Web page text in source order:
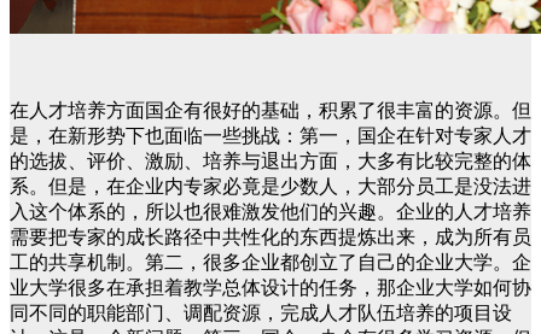
在人才培养方面国企有很好的基础，积累了很丰富的资源。但
是，在新形势下也面临一些挑战：第一，国企在针对专家人才
的选拔、评价、激励、培养与退出方面，大多有比较完整的体
系。但是，在企业内专家必竟是少数人，大部分员工是没法进
入这个体系的，所以也很难激发他们的兴趣。企业的人才培养
需要把专家的成长路径中共性化的东西提炼出来，成为所有员
工的共享机制。第二，很多企业都创立了自己的企业大学。企
业大学很多在承担着教学总体设计的任务，那企业大学如何协
同不同的职能部门、调配资源，完成人才队伍培养的项目设